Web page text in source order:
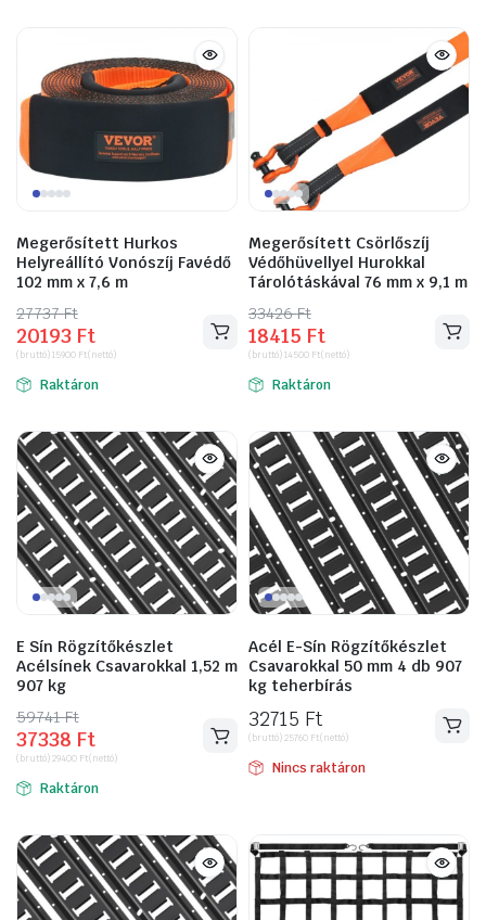
Megerősített Hurkos
Helyreállító Vonószíj Favédő
102 mm x 7,6 m
27737Ft
Original
price
was:
27737 Ft.
20193 Ft
Current
price
is:
20193 Ft.
(bruttó)15900 Ft(nettó)
Raktáron
Megerősített Csörlőszíj
Védőhüvellyel Hurokkal
Tárolótáskával 76 mm x 9,1 m
33426Ft
Original
price
was:
33426 Ft.
18415 Ft
Current
price
is:
18415 Ft.
(bruttó)14500 Ft(nettó)
Raktáron
E Sín Rögzítőkészlet
Acélsínek Csavarokkal 1,52 m
907 kg
59741Ft
Original
price
was:
59741 Ft.
37338 Ft
Current
price
is:
37338 Ft.
(bruttó)29400 Ft(nettó)
Raktáron
Acél E-Sín Rögzítőkészlet
Csavarokkal 50 mm 4 db 907
kg teherbírás
32715 Ft
(bruttó)25760 Ft(nettó)
Nincs raktáron